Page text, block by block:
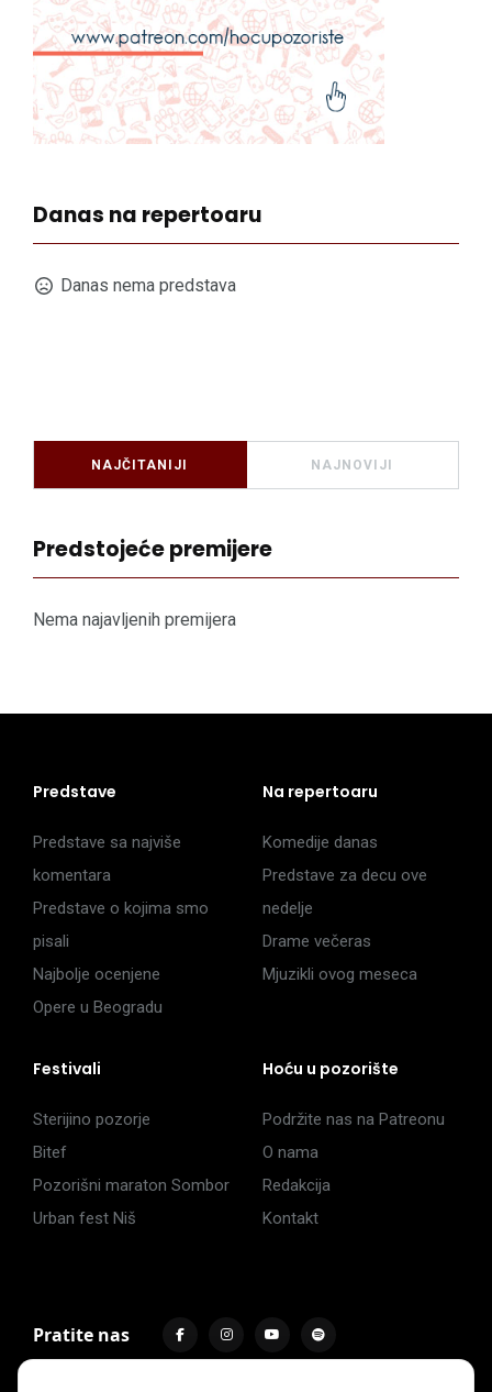
Danas na repertoaru
Danas nema predstava
NAJČITANIJI NAJNOVIJI
Predstojeće premijere
Nema najavljenih premijera
Predstave
Predstave sa najviše
komentara
Predstave o kojima smo
pisali
Najbolje ocenjene
Opere u Beogradu
Na repertoaru
Komedije danas
Predstave za decu ove
nedelje
Drame večeras
Mjuzikli ovog meseca
Festivali
Sterijino pozorje
Bitef
Pozorišni maraton Sombor
Urban fest Niš
Hoću u pozorište
Podržite nas na Patreonu
O nama
Redakcija
Kontakt
Pratite nas